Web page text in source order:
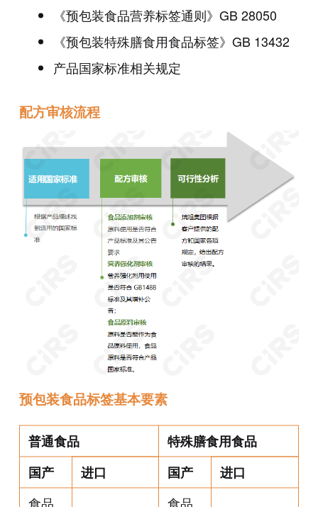
《预包装食品营养标签通则》GB 28050
《预包装特殊膳食用食品标签》GB 13432
产品国家标准相关规定
配方审核流程
预包装食品标签基本要素
普通食品
特殊膳食用食品
国产
进口 国产
进口
食品
食品